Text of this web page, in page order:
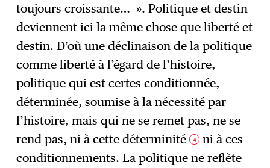
toujours croissante… ». Politique et destin
deviennent ici la même chose que liberté et
destin. D’où une déclinaison de la politique
comme liberté à l’égard de l’histoire,
politique qui est certes conditionnée,
déterminée, soumise à la nécessité par
l’histoire, mais qui ne se remet pas, ne se
rend pas, ni à cette déterminité 4
ni à ces
conditionnements. La politique ne reflète